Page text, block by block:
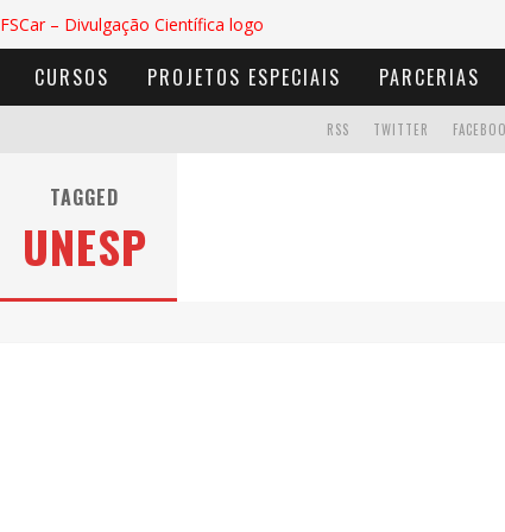
CURSOS PROJETOS ESPECIAIS PARCERIAS
VENTO
TWITTER
RSS
TAGGED
UNESP